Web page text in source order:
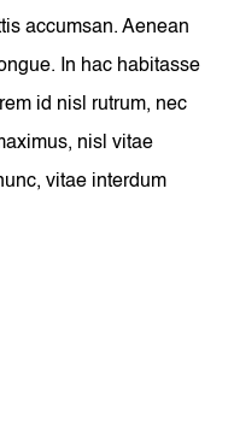
accumsan. Aenean
In hac habitasse
id nisl rutrum, nec
nisl vitae
vitae interdum